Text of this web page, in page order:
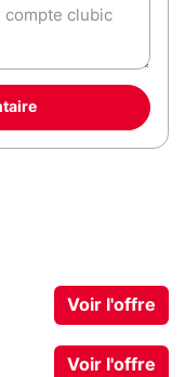
Voir l'offre
Voir l'offre